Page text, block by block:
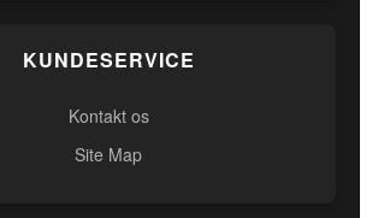
KUNDESERVICE
Kontakt os
Site Map